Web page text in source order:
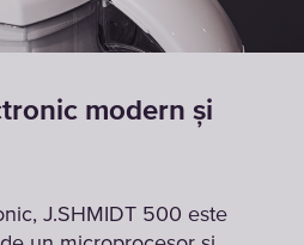
modern și
J.SHMIDT 500 este